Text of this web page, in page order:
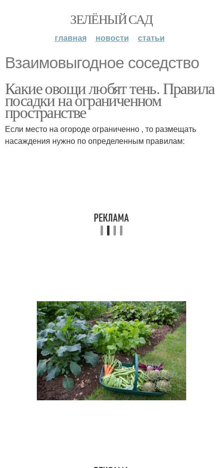
ЗЕЛЁНЫЙ САД
главная новости статьи
Взаимовыгодное соседство
Какие овощи любят тень. Правила
посадки на ограниченном
пространстве
Если место на огороде ограниченно , то размещать
насаждения нужно по определенным правилам: